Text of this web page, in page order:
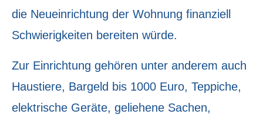
die Neueinrichtung der Wohnung finanziell
Schwierigkeiten bereiten würde.
Zur Einrichtung gehören unter anderem auch
Haustiere, Bargeld bis 1000 Euro, Teppiche,
elektrische Geräte, geliehene Sachen,